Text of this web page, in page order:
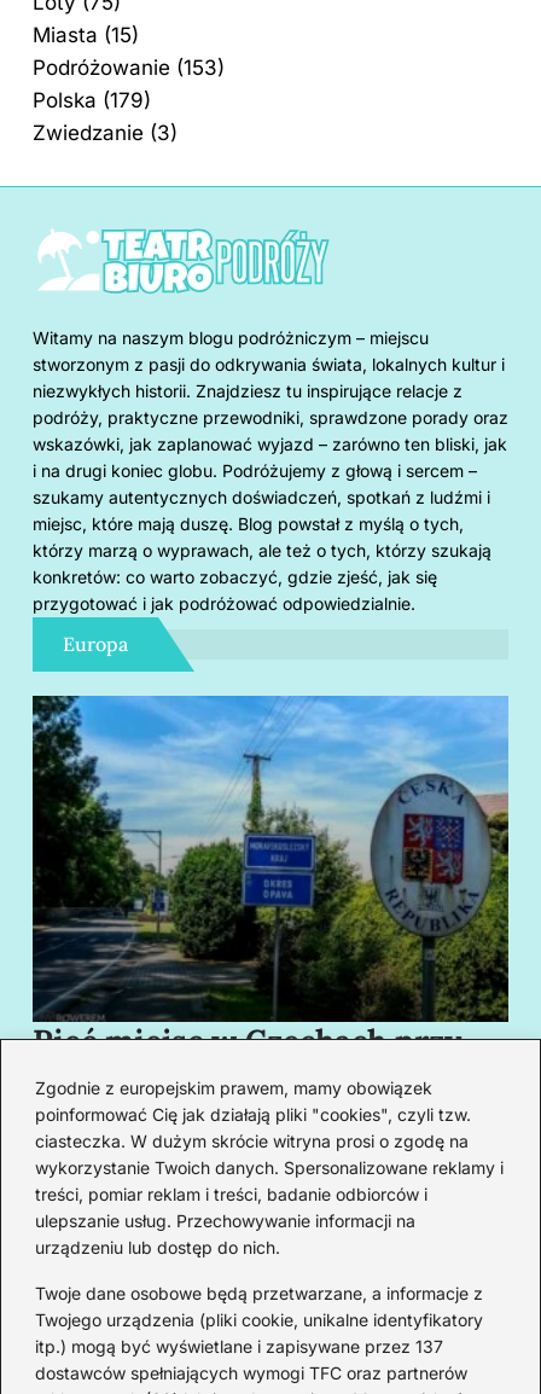
Zgodnie z europejskim prawem, mamy obowiązek
poinformować Cię jak działają pliki "cookies", czyli tzw.
ciasteczka. W dużym skrócie witryna prosi o zgodę na
wykorzystanie Twoich danych. Spersonalizowane reklamy i
treści, pomiar reklam i treści, badanie odbiorców i
ulepszanie usług. Przechowywanie informacji na
urządzeniu lub dostęp do nich.
Twoje dane osobowe będą przetwarzane, a informacje z
Twojego urządzenia (pliki cookie, unikalne identyfikatory
itp.) mogą być wyświetlane i zapisywane przez 137
dostawców spełniających wymogi TFC oraz partnerów
Miasta (15)
Podróżowanie (153)
Polska (179)
Zwiedzanie (3)
Witamy na naszym blogu podróżniczym – miejscu
stworzonym z pasji do odkrywania świata, lokalnych kultur i
niezwykłych historii. Znajdziesz tu inspirujące relacje z
podróży, praktyczne przewodniki, sprawdzone porady oraz
wskazówki, jak zaplanować wyjazd – zarówno ten bliski, jak
i na drugi koniec globu. Podróżujemy z głową i sercem –
szukamy autentycznych doświadczeń, spotkań z ludźmi i
miejsc, które mają duszę. Blog powstał z myślą o tych,
którzy marzą o wyprawach, ale też o tych, którzy szukają
konkretów: co warto zobaczyć, gdzie zjeść, jak się
przygotować i jak podróżować odpowiedzialnie.
Europa
Pięć miejsc w Czechach przy
granicy, które cię oczarują
swoim urokiem
Redakcja
Od lat podróżuję, by poznawać świat z bliska – nie tylko
przez pryzmat zabytków, ale przede wszystkim ludzi,
smaków i codzienności.
Redakcja: Michalina Staszic